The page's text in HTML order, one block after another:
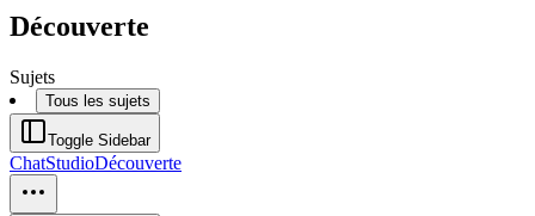
Découverte
Sujets
Tous les sujets
Toggle Sidebar
ChatStudioDécouverte